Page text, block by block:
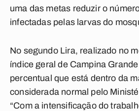
uma das metas reduzir o
infectadas pelas larvas do
No segundo Lira, realizado no
índice geral de Campina
percentual que está dentro da
considerada normal pelo
“Com a intensificação do